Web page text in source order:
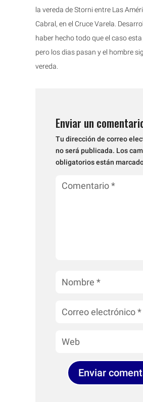
la vereda de Storni entre Las
Cabral, en el Cruce Varela.
haber hecho todo que el caso
pero los dias pasan y el hombre
vereda.
Enviar un
Tu dirección de correo
no será publicada. Los
obligatorios están
Enviar